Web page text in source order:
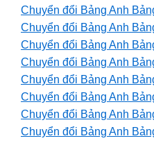
Chuyển đổi Bảng Anh
Chuyển đổi Bảng Anh
Chuyển đổi Bảng Anh
Chuyển đổi Bảng Anh
Chuyển đổi Bảng Anh
Chuyển đổi Bảng Anh
Chuyển đổi Bảng Anh
Chuyển đổi Bảng Anh